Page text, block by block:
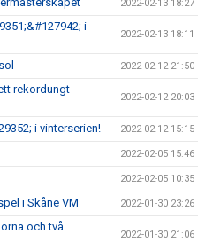
2022-02-13 18:27
i
2022-02-13 18:11
2022-02-12 21:50
rekordungt
2022-02-12 20:03
i vinterserien! 2022-02-12 15:15
2022-02-05 15:46
2022-02-05 10:35
i Skåne VM 2022-01-30 23:26
och två
2022-01-30 21:06